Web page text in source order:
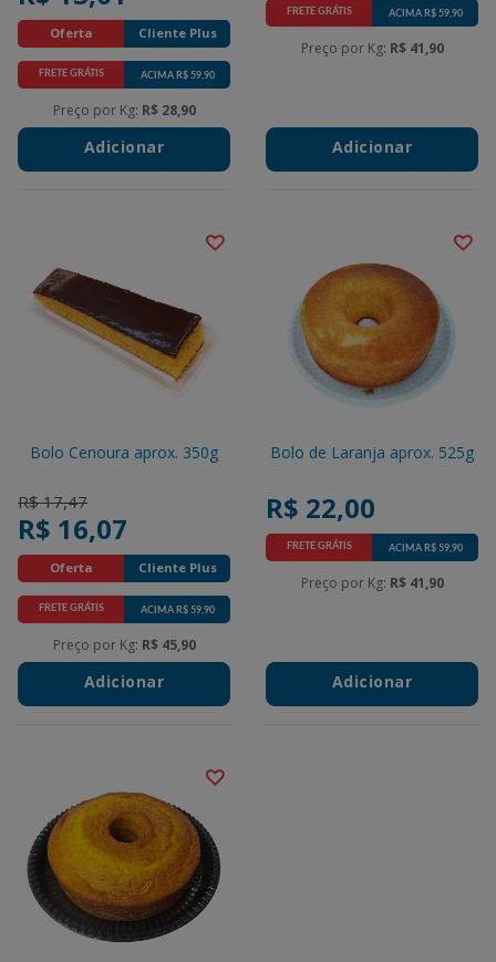
Oferta Cliente Plus
Promotions
FRETE GRÁTIS ACIMA R$ 59,90
Preço por Kg: R$ 28,90
Adicionar
Promotions
FRETE GRÁTIS ACIMA R$ 59,90
Preço por Kg: R$ 41,90
Adicionar
Bolo Cenoura aprox. 350g
Price reduced from
R$ 17,47to
R$ 16,07
Oferta Cliente Plus
Promotions
FRETE GRÁTIS ACIMA R$ 59,90
Preço por Kg: R$ 45,90
Adicionar
Bolo de Laranja aprox. 525g
R$ 22,00
Promotions
FRETE GRÁTIS ACIMA R$ 59,90
Preço por Kg: R$ 41,90
Adicionar